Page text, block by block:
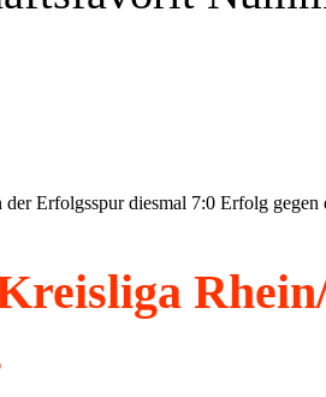
Erfolgsspur diesmal 7:0 Erfolg gegen